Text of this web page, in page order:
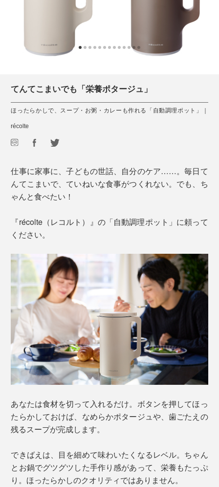
てんてこまいでも「栄養ポタージュ」
ほったらかしで、スープ・お粥・カレーも作れる「自動調理ポット」｜
récolte
仕事に家事に、子どもの世話、自分のケア……。毎日て
んてこまいで、ていねいな食事がつくれない。でも、ち
ゃんと食べたい！
『récolte（レコルト）』の「自動調理ポット」に頼って
ください。
あなたは食材を切って入れるだけ。ボタンを押してほっ
たらかしておけば、なめらかポタージュや、歯ごたえの
残るスープが完成します。
できばえは、目を細めて味わいたくなるレベル。ちゃん
とお鍋でグツグツした手作り感があって、栄養もたっぷ
り。ほったらかしのクオリティではありません。